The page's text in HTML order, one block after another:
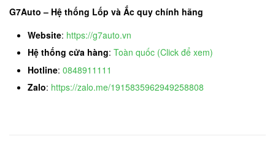
G7Auto – Hệ thống Lốp và Ắc quy chính hãng
Website: https://g7auto.vn
Hệ thống cửa hàng: Toàn quốc (Click để xem)
Hotline: 0848911111
Zalo: https://zalo.me/1915835962949258808